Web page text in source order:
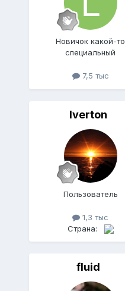
Нoвичок какой-то
специальный
7,5 тыс
Iverton
Пoльзователь
1,3 тыс
Страна:
fluid